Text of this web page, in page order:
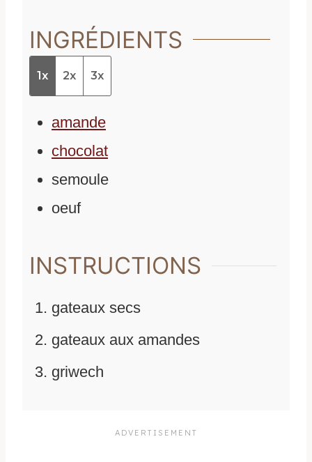
INGRÉDIENTS
1x 2x 3x
amande
chocolat
semoule
oeuf
INSTRUCTIONS
gateaux secs
gateaux aux amandes
griwech